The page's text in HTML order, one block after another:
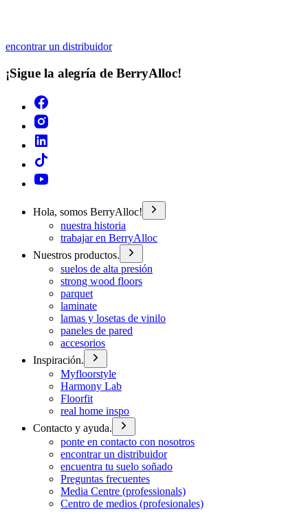
encontrar un distribuidor
¡Sigue la alegría de BerryAlloc!
Hola, somos BerryAlloc!
nuestra historia
trabajar en BerryAlloc
Nuestros productos.
suelos de alta presión
strong wood floors
parquet
laminate
lamas y losetas de vinilo
paneles de pared
accesorios
Inspiración.
Myfloorstyle
Harmony Lab
Floorfit
real home inspo
Contacto y ayuda.
ponte en contacto con nosotros
encontrar un distribuidor
encuentra tu suelo soñado
Preguntas frecuentes
Media Centre (professionals)
Centro de medios (profesionales)